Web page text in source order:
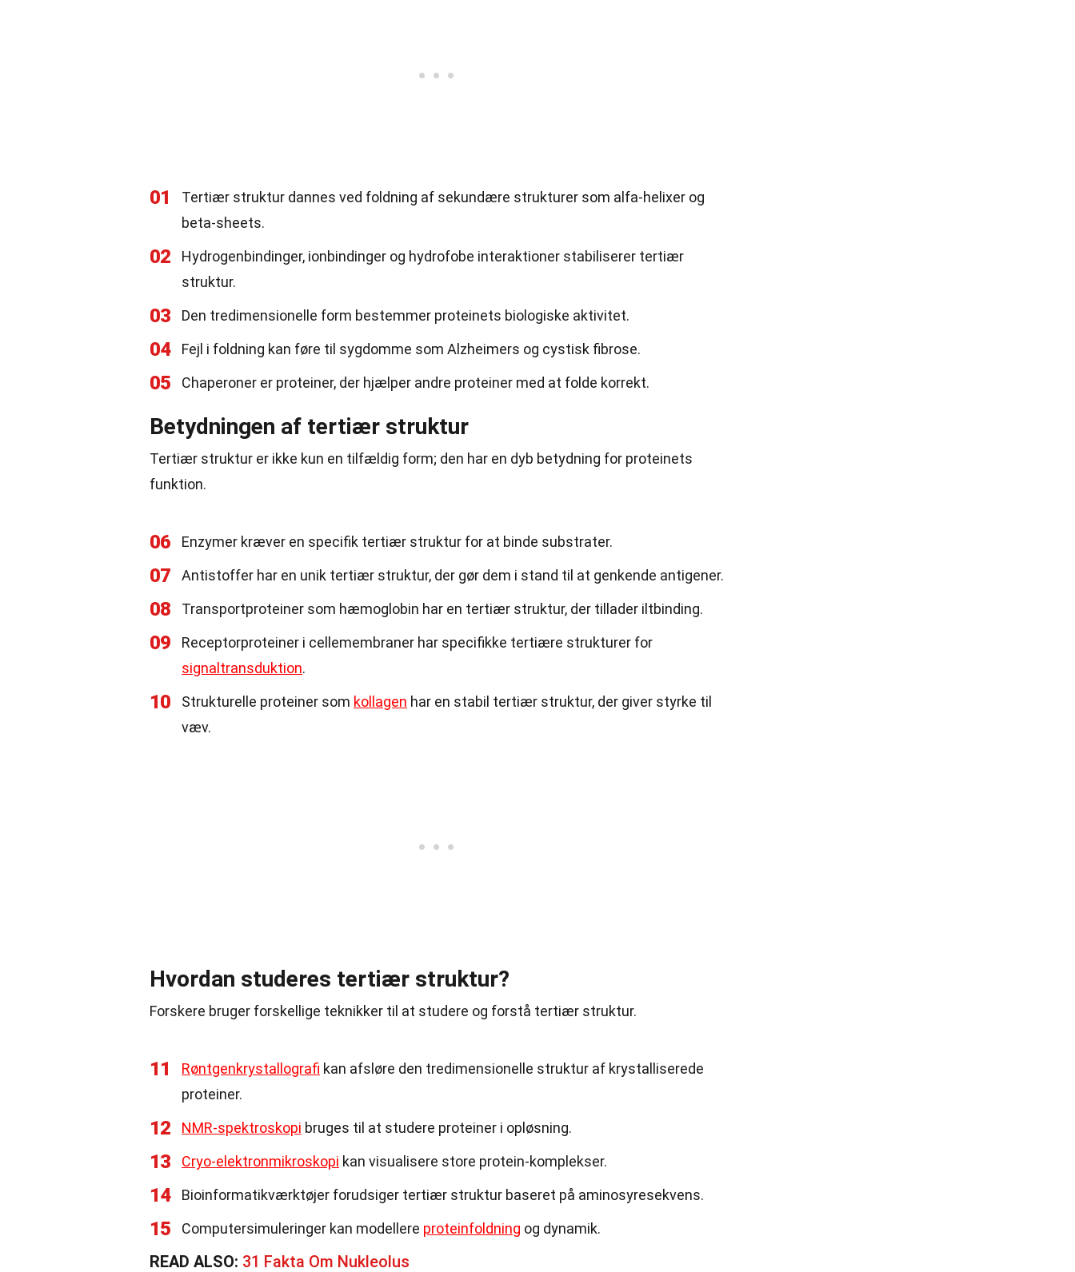
01
Tertiær struktur dannes ved foldning af sekundære strukturer som alfa-helixer og
beta-sheets.
02
Hydrogenbindinger, ionbindinger og hydrofobe interaktioner stabiliserer tertiær
struktur.
03 Den tredimensionelle form bestemmer proteinets biologiske aktivitet.
04 Fejl i foldning kan føre til sygdomme som Alzheimers og cystisk fibrose.
05 Chaperoner er proteiner, der hjælper andre proteiner med at folde korrekt.
Betydningen af tertiær struktur
Tertiær struktur er ikke kun en tilfældig form; den har en dyb betydning for proteinets
funktion.
06 Enzymer kræver en specifik tertiær struktur for at binde substrater.
07 Antistoffer har en unik tertiær struktur, der gør dem i stand til at genkende antigener.
08 Transportproteiner som hæmoglobin har en tertiær struktur, der tillader iltbinding.
09
Receptorproteiner i cellemembraner har specifikke tertiære strukturer for
signaltransduktion.
10 Strukturelle proteiner som kollagen har en stabil tertiær struktur, der giver styrke til
væv.
Hvordan studeres tertiær struktur?
Forskere bruger forskellige teknikker til at studere og forstå tertiær struktur.
11 Røntgenkrystallografi kan afsløre den tredimensionelle struktur af krystalliserede
proteiner.
12 NMR-spektroskopi bruges til at studere proteiner i opløsning.
13 Cryo-elektronmikroskopi kan visualisere store protein-komplekser.
14 Bioinformatikværktøjer forudsiger tertiær struktur baseret på aminosyresekvens.
15 Computersimuleringer kan modellere proteinfoldning og dynamik.
READ ALSO: 31 Fakta Om Nukleolus